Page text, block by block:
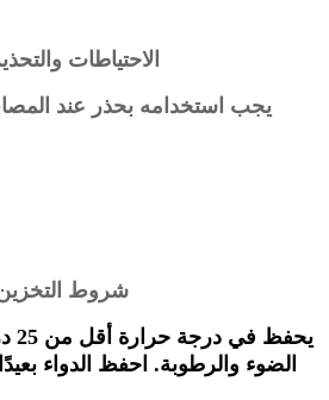
الاحتياطات
يجب استخدامه بحذر عند
شروط
الضوء والرطوبة. احفظ الدواء